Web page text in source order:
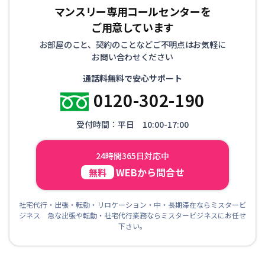
マンスリー専用コールセンターを
ご用意しています
お部屋のこと、契約のことなどご不明点はお気軽に
お問い合わせください
通話料無料で安心サポート
0120-302-190
受付時間：平日 10:00-17:00
24時間365日対応中
無料 WEBから問合せ
社宅代行・出張・転勤・リロケーション・中・長期滞在ならミスタービ
ジネス 急な出張や転勤・社宅代行業務ならミスタービジネスにお任せ
下さい。